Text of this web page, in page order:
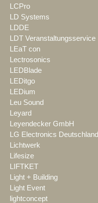
LCPro
LD Systems
LDDE
LDT Veranstaltungsservice
LEaT con
Lectrosonics
LEDBlade
LEDitgo
LEDium
Leu Sound
Leyard
Leyendecker GmbH
LG Electronics Deutschland
Lichtwerk
Lifesize
LIFTKET
Light + Building
Light Event
lightconcept